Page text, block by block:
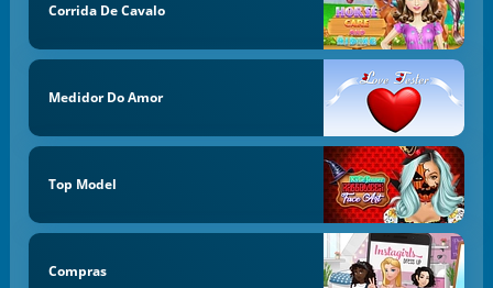
Corrida De Cavalo
Medidor Do Amor
Top Model
Compras